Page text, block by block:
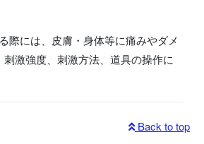
際には、皮膚・身体等に痛みやダメ
激強度、刺激方法、道具の操作に
Back to top